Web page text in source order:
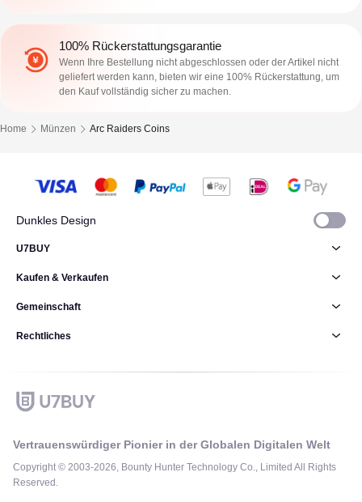
100% Rückerstattungsgarantie
Wenn Ihre Bestellung nicht abgeschlossen oder der Artikel nicht
geliefert werden kann, bieten wir eine 100% Rückerstattung, um
den Kauf vollständig sicher zu machen.
Home Münzen Arc Raiders Coins
Dunkles Design
Vertrauenswürdiger Pionier in der Globalen Digitalen Welt
Copyright © 2003-2026, Bounty Hunter Technology Co., Limited All Rights
Reserved.
U7BUY
Kaufen & Verkaufen
Gemeinschaft
Rechtliches